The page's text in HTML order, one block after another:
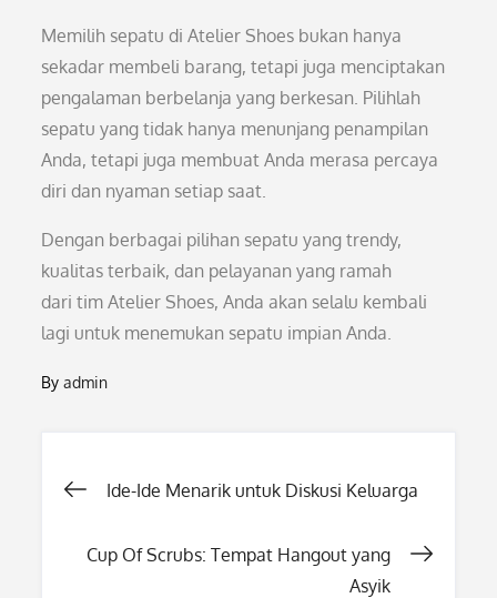
Memilih sepatu di Atelier Shoes bukan hanya
sekadar membeli barang, tetapi juga menciptakan
pengalaman berbelanja yang berkesan. Pilihlah
sepatu yang tidak hanya menunjang penampilan
Anda, tetapi juga membuat Anda merasa percaya
diri dan nyaman setiap saat.
Dengan berbagai pilihan sepatu yang trendy,
kualitas terbaik, dan pelayanan yang ramah
dari tim Atelier Shoes, Anda akan selalu kembali
lagi untuk menemukan sepatu impian Anda.
Byadmin
Post
navigation
Ide-Ide Menarik untuk Diskusi Keluarga
Cup Of Scrubs: Tempat Hangout yang
Asyik